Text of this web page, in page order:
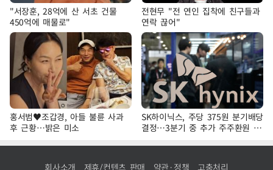
"서장훈, 28억에 산 서초 건물
450억에 매물로"
전현무 "전 연인 집착에 친구들과
연락 끊어"
홍서범♥조갑경, 아들 불륜 사과
후 근황…밝은 미소
SK하이닉스, 주당 375원 분기배당
결정…3분기 중 추가 주주환원 발
표
회사소개 제휴/컨텐츠 판매 약관·정책 고충처리